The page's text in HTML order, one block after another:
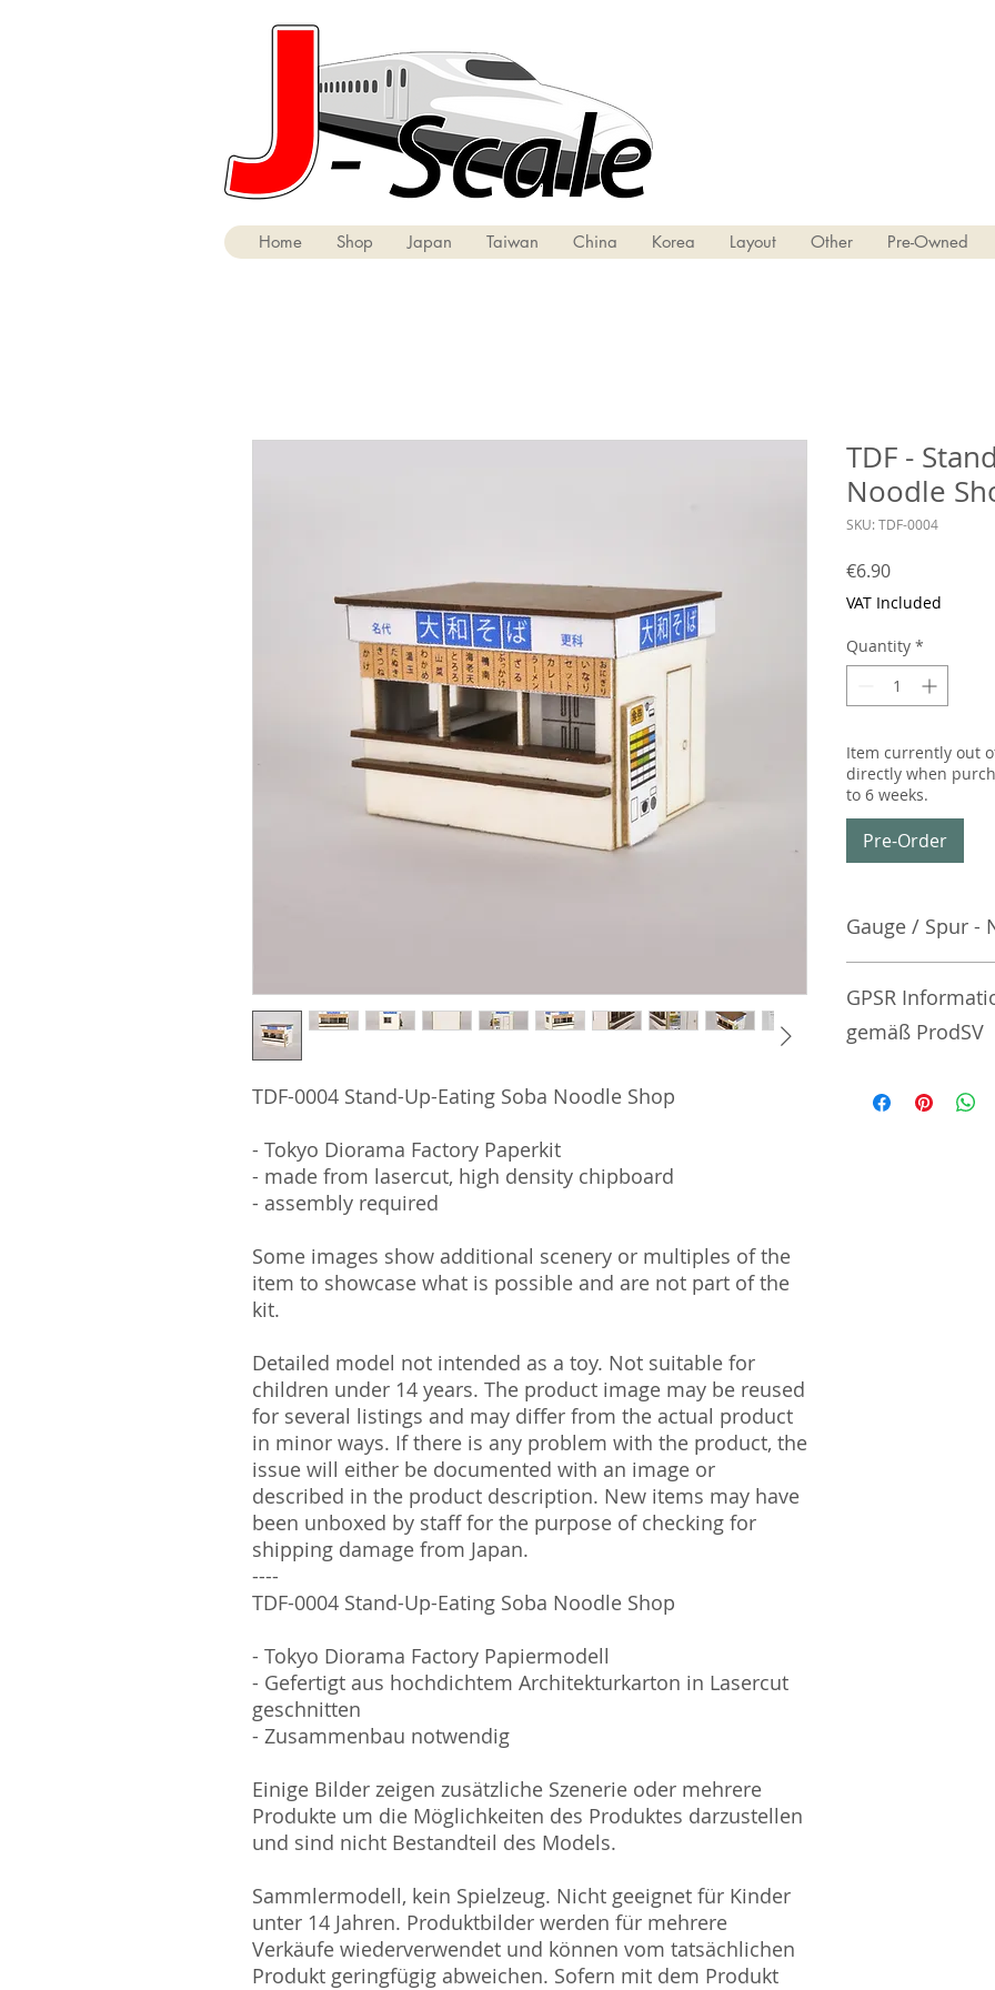
Home Shop Japan Taiwan China Korea Layout Other Pre-Owned
TDF-0004 Stand-Up-Eating Soba Noodle Shop
- Tokyo Diorama Factory Paperkit
- made from lasercut, high density chipboard
- assembly required
Some images show additional scenery or multiples of the
item to showcase what is possible and are not part of the
kit.
Detailed model not intended as a toy. Not suitable for
children under 14 years. The product image may be reused
for several listings and may differ from the actual product
in minor ways. If there is any problem with the product, the
issue will either be documented with an image or
described in the product description. New items may have
been unboxed by staff for the purpose of checking for
shipping damage from Japan.
----
TDF-0004 Stand-Up-Eating Soba Noodle Shop
- Tokyo Diorama Factory Papiermodell
- Gefertigt aus hochdichtem Architekturkarton in Lasercut
geschnitten
- Zusammenbau notwendig
Einige Bilder zeigen zusätzliche Szenerie oder mehrere
Produkte um die Möglichkeiten des Produktes darzustellen
und sind nicht Bestandteil des Models.
Sammlermodell, kein Spielzeug. Nicht geeignet für Kinder
unter 14 Jahren. Produktbilder werden für mehrere
Verkäufe wiederverwendet und können vom tatsächlichen
Produkt geringfügig abweichen. Sofern mit dem Produkt
TDF -
Noodle
SKU: TDF-0004
€6.90Price
VAT Included
Quantity *
Item currently out
directly when
to 6 weeks.
Pre-Order
Gauge / Spur -
GPSR
gemäß ProdSV
Manufacturer /